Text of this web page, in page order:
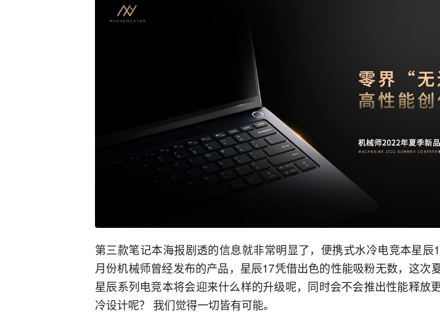
第三款笔记本海报剧透的信息就非常明显了，便携式水冷电竞本星辰
月份机械师曾经发布的产品，星辰17凭借出色的性能吸粉无数，这次
星辰系列电竞本将会迎来什么样的升级呢，同时会不会推出性能释放
冷设计呢？ 我们觉得一切皆有可能。